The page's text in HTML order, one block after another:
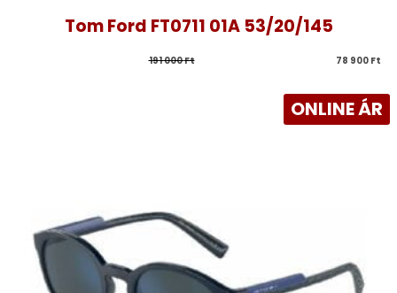
Tom Ford FT0711 01A 53/20/145
191 000 Ft 78 900 Ft
ONLINE ÁR